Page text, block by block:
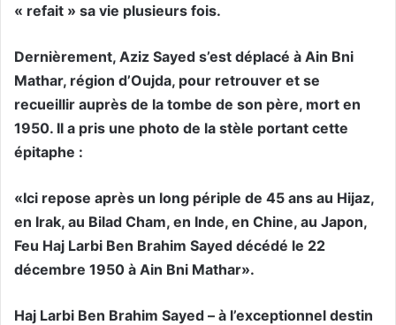
« refait » sa vie plusieurs fois.
Dernièrement, Aziz Sayed s’est déplacé à Ain Bni
Mathar, région d’Oujda, pour retrouver et se
recueillir auprès de la tombe de son père, mort en
1950. Il a pris une photo de la stèle portant cette
épitaphe :
«Ici repose après un long périple de 45 ans au Hijaz,
en Irak, au Bilad Cham, en Inde, en Chine, au Japon,
Feu Haj Larbi Ben Brahim Sayed décédé le 22
décembre 1950 à Ain Bni Mathar».
Haj Larbi Ben Brahim Sayed – à l’exceptionnel destin